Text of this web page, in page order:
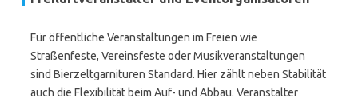
Für öffentliche Veranstaltungen im Freien wie
Straßenfeste, Vereinsfeste oder Musikveranstaltungen
sind Bierzeltgarnituren Standard. Hier zählt neben Stabilität
auch die Flexibilität beim Auf- und Abbau. Veranstalter